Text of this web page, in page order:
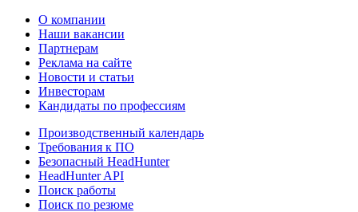
О компании
Наши вакансии
Партнерам
Реклама на сайте
Новости и статьи
Инвесторам
Кандидаты по профессиям
Производственный календарь
Требования к ПО
Безопасный HeadHunter
HeadHunter API
Поиск работы
Поиск по резюме